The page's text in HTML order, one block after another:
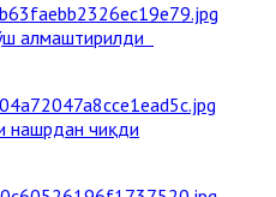
алмаштирилди
нашрдан чиқди